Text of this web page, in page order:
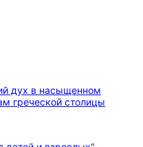
дух в насыщенном
греческой столицы